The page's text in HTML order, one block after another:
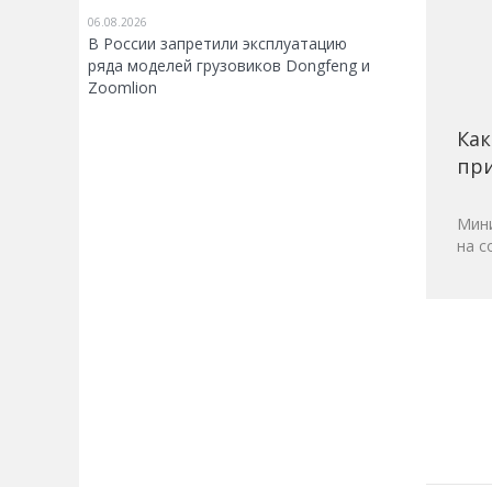
06.08.2026
В России запретили эксплуатацию
ряда моделей грузовиков Dongfeng и
Zoomlion
на